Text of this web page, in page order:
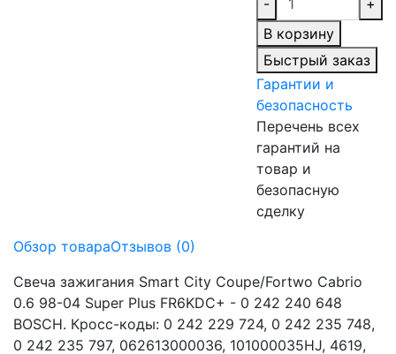
В корзину
Быстрый заказ
Гарантии и
безопасность
Перечень всех
гарантий на
товар и
безопасную
сделку
Обзор товараОтзывов (0)
Свеча зажигания Smart City Coupe/Fortwo Cabrio
0.6 98-04 Super Plus FR6KDC+ - 0 242 240 648
BOSCH. Кросс-коды: 0 242 229 724, 0 242 235 748,
0 242 235 797, 062613000036, 101000035HJ, 4619,